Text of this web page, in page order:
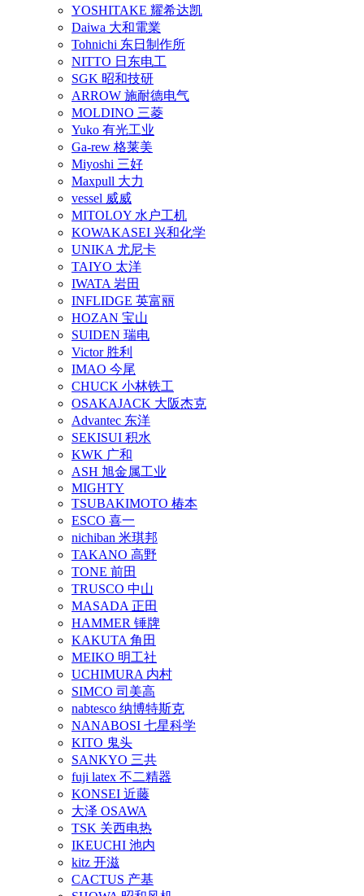
YOSHITAKE 耀希达凯
Daiwa 大和電業
Tohnichi 东日制作所
NITTO 日东电工
SGK 昭和技研
ARROW 施耐德电气
MOLDINO 三菱
Yuko 有光工业
Ga-rew 格莱美
Miyoshi 三好
Maxpull 大力
vessel 威威
MITOLOY 水户工机
KOWAKASEI 兴和化学
UNIKA 尤尼卡
TAIYO 太洋
IWATA 岩田
INFLIDGE 英富丽
HOZAN 宝山
SUIDEN 瑞电
Victor 胜利
IMAO 今尾
CHUCK 小林铁工
OSAKAJACK 大阪杰克
Advantec 东洋
SEKISUI 积水
KWK 广和
ASH 旭金属工业
MIGHTY
TSUBAKIMOTO 椿本
ESCO 喜一
nichiban 米琪邦
TAKANO 高野
TONE 前田
TRUSCO 中山
MASADA 正田
HAMMER 锤牌
KAKUTA 角田
MEIKO 明工社
UCHIMURA 内村
SIMCO 司美高
nabtesco 纳博特斯克
NANABOSI 七星科学
KITO 鬼头
SANKYO 三共
fuji latex 不二精器
KONSEI 近藤
大泽 OSAWA
TSK 关西电热
IKEUCHI 池内
kitz 开滋
CACTUS 产基